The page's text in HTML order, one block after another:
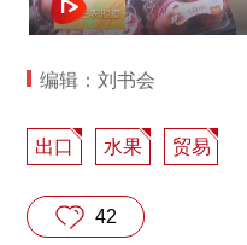
编辑：刘书会
出口 水果 贸易
42